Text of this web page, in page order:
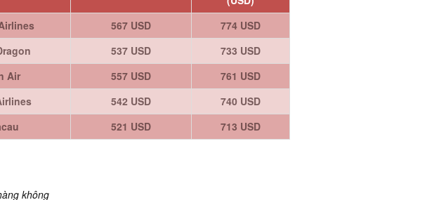
567 USD
774 USD
537 USD
733 USD
Air
557 USD
761 USD
542 USD
740 USD
521 USD
713 USD
không